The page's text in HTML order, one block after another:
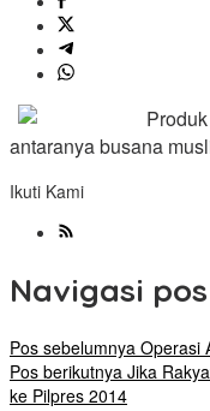
antaranya busana
Ikuti Kami
Navigasi pos
Pos sebelumnya Operasi
Pos berikutnya Jika
ke Pilpres 2014